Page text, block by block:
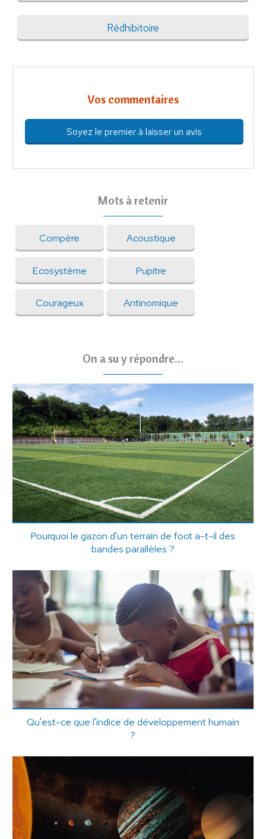
Rédhibitoire
Vos commentaires
Soyez le premier à laisser un avis
Mots à retenir
Compère Acoustique
Ecosystème Pupitre
Courageux Antinomique
On a su y répondre...
Pourquoi le gazon d'un terrain de foot a-t-il des
bandes parallèles ?
Qu'est-ce que l'indice de développement humain
?